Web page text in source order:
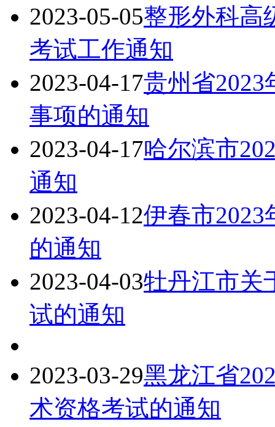
2023-05-05整形外科高
考试工作通知
2023-04-17贵州省
事项的通知
2023-04-17哈尔滨市
通知
2023-04-12伊春市
的通知
2023-04-03牡丹江市关
试的通知
2023-03-29黑龙江省
术资格考试的通知